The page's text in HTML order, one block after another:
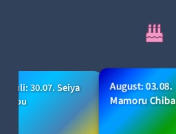
Juli: 30.07. Seiya
Kou
August: 03.08.
Mamoru Chiba